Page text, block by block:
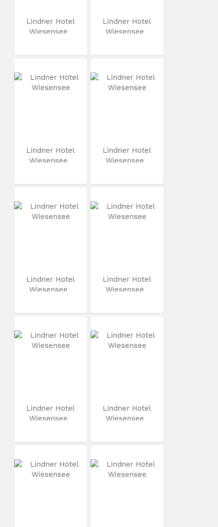
Lindner Hotel
Wiesensee
Lindner Hotel
Wiesensee
Lindner Hotel
Wiesensee
Lindner Hotel
Wiesensee
Lindner Hotel
Wiesensee
Lindner Hotel
Wiesensee
Lindner Hotel
Wiesensee
Lindner Hotel
Wiesensee